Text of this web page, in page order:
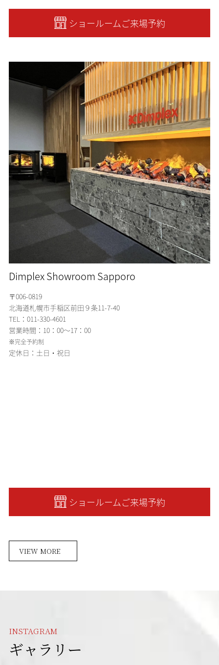
ショールームご来場予約
Dimplex Showroom Sapporo
〒006-0819
北海道札幌市手稲区前田９条11-7-40
TEL：011-330-4601
営業時間：10：00～17：00
※完全予約制
定休日：土日・祝日
ショールームご来場予約
VIEW MORE
INSTAGRAM
ギャラリー